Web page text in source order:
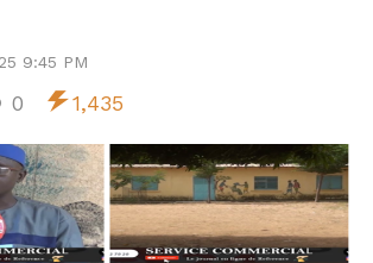
9:45 PM
0 1,435